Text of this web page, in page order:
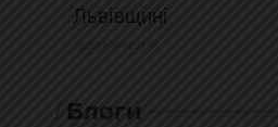
Львівщині
Блоги